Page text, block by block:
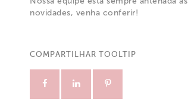
novidades, venha conferir!
COMPARTILHAR TOOLTIP